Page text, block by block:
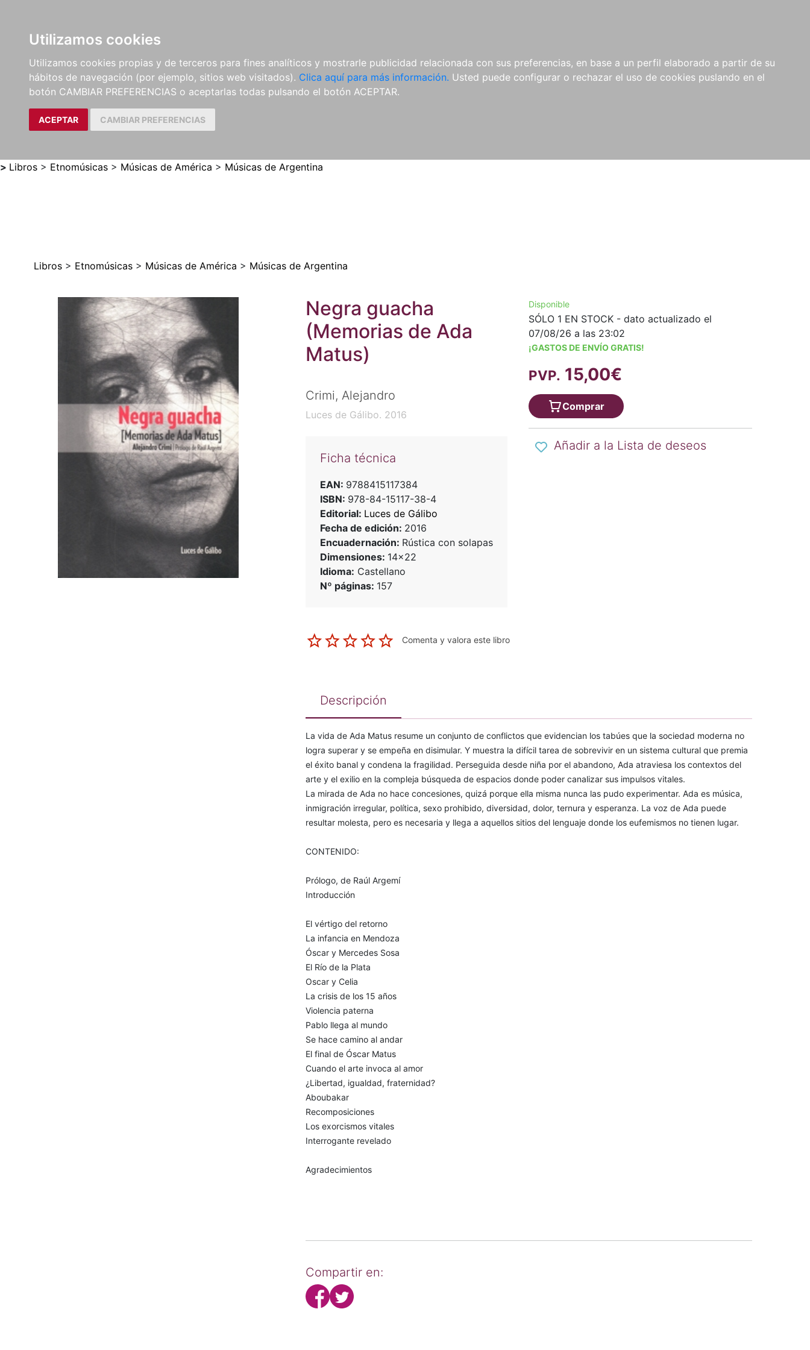
Utilizamos cookies
Utilizamos cookies propias y de terceros para fines analíticos y mostrarle publicidad relacionada con sus preferencias, en base a un perfil elaborado a partir de su
hábitos de navegación (por ejemplo, sitios web visitados). Clica aquí para más información. Usted puede configurar o rechazar el uso de cookies puslando en el
botón CAMBIAR PREFERENCIAS o aceptarlas todas pulsando el botón ACEPTAR.
ACEPTAR CAMBIAR PREFERENCIAS
LIBROS
MÉTODOS Y
EJERCICIOS
PARTITURAS Y EDICIONES
CRÍTICAS
REVISTAS
CDS Y
DVDS
MATERIAL
COMPLEMENTARIO
NOVEDADES NOTICIAS
COMPRAS
INSTITUCIONALES
> Libros > Etnomúsicas > Músicas de América > Músicas de Argentina
Libros > Etnomúsicas > Músicas de América > Músicas de Argentina
Negra guacha
(Memorias de Ada
Matus)
Crimi, Alejandro
Luces de Gálibo. 2016
Ficha técnica
EAN: 9788415117384
ISBN: 978-84-15117-38-4
Editorial: Luces de Gálibo
Fecha de edición: 2016
Encuadernación: Rústica con solapas
Dimensiones: 14x22
Idioma: Castellano
Nº páginas: 157
Comenta y valora este libro
Disponible
SÓLO 1 EN STOCK - dato actualizado el
07/08/26 a las 23:02
¡GASTOS DE ENVÍO GRATIS!
PVP. 15,00€
Comprar
Añadir a la Lista de deseos
Descripción
La vida de Ada Matus resume un conjunto de conflictos que evidencian los tabúes que la sociedad moderna no
logra superar y se empeña en disimular. Y muestra la difícil tarea de sobrevivir en un sistema cultural que premia
el éxito banal y condena la fragilidad. Perseguida desde niña por el abandono, Ada atraviesa los contextos del
arte y el exilio en la compleja búsqueda de espacios donde poder canalizar sus impulsos vitales.
La mirada de Ada no hace concesiones, quizá porque ella misma nunca las pudo experimentar. Ada es música,
inmigración irregular, política, sexo prohibido, diversidad, dolor, ternura y esperanza. La voz de Ada puede
resultar molesta, pero es necesaria y llega a aquellos sitios del lenguaje donde los eufemismos no tienen lugar.
CONTENIDO:
Prólogo, de Raúl Argemí
Introducción
El vértigo del retorno
La infancia en Mendoza
Óscar y Mercedes Sosa
El Río de la Plata
Oscar y Celia
La crisis de los 15 años
Violencia paterna
Pablo llega al mundo
Se hace camino al andar
El final de Óscar Matus
Cuando el arte invoca al amor
¿Libertad, igualdad, fraternidad?
Aboubakar
Recomposiciones
Los exorcismos vitales
Interrogante revelado
Agradecimientos
Compartir en: